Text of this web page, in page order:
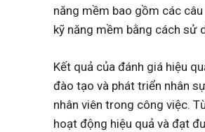
năng mềm bao gồm các
kỹ năng mềm bằng cách sử
Kết quả của đánh giá hiệu
đào tạo và phát triển nhân
nhân viên trong công việc.
hoạt động hiệu quả và đạt